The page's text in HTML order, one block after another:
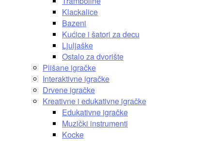
Klackalice
Bazeni
Kućice i šatori za decu
Ljuljaške
Ostalo za dvorište
Plišane igračke
Interaktivne igračke
Drvene igračke
Kreativne i edukativne igračke
Edukativne igračke
Muzički instrumenti
Kocke